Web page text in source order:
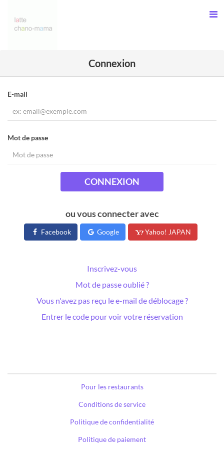
Connexion
E-mail
Mot de passe
CONNEXION
ou vous connecter avec
Facebook Google Yahoo! JAPAN
Inscrivez-vous
Mot de passe oublié ?
Vous n'avez pas reçu le e-mail de déblocage ?
Entrer le code pour voir votre réservation
Pour les restaurants
Conditions de service
Politique de confidentialité
Politique de paiement